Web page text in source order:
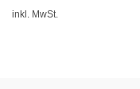
inkl. MwSt.